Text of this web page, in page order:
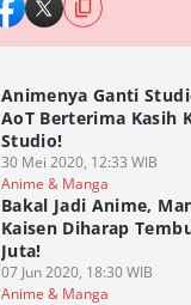
Animenya Ganti
AoT Berterima Kasih
Studio!
30 Mei 2020, 12:33 WIB
Anime & Manga
Bakal Jadi Anime,
Kaisen Diharap
Juta!
07 Jun 2020, 18:30 WIB
Anime & Manga